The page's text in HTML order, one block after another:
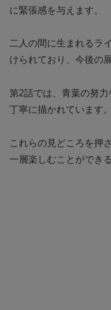
に緊張感を与えます。
二人の間に生まれるラ
けられており、今後の
第2話では、青葉の努
丁寧に描かれています。
これらの見どころを押
一層楽しむことができ